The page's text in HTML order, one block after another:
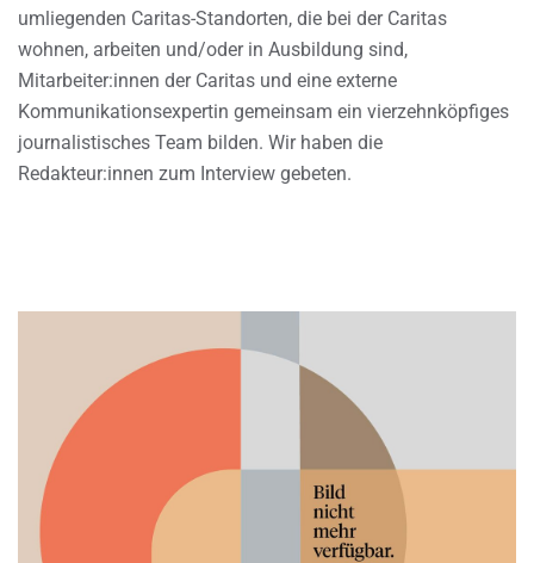
umliegenden Caritas-Standorten, die bei der Caritas
wohnen, arbeiten und/oder in Ausbildung sind,
Mitarbeiter:innen der Caritas und eine externe
Kommunikationsexpertin gemeinsam ein vierzehnköpfiges
journalistisches Team bilden. Wir haben die
Redakteur:innen zum Interview gebeten.